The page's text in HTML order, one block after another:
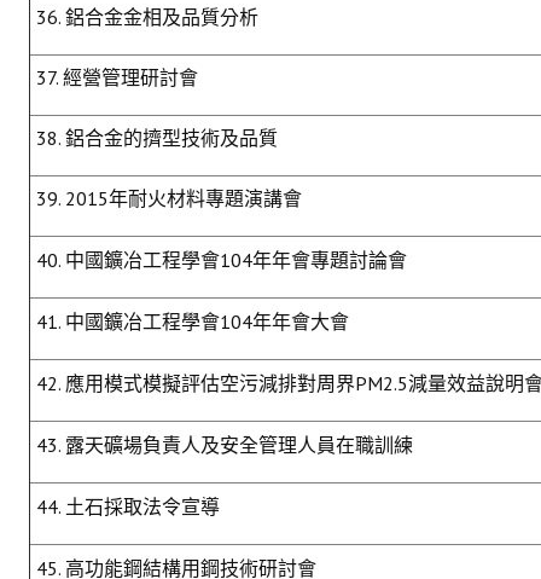
36. 鋁合金金相及品質分析
37. 經營管理研討會
38. 鋁合金的擠型技術及品質
39. 2015年耐火材料專題演講會
40. 中國鑛冶工程學會104年年會專題討論會
41. 中國鑛冶工程學會104年年會大會
42. 應用模式模擬評估空污減排對周界PM2.5減量效益說明
43. 露天礦場負責人及安全管理人員在職訓練
44. 土石採取法令宣導
45. 高功能鋼結構用鋼技術研討會